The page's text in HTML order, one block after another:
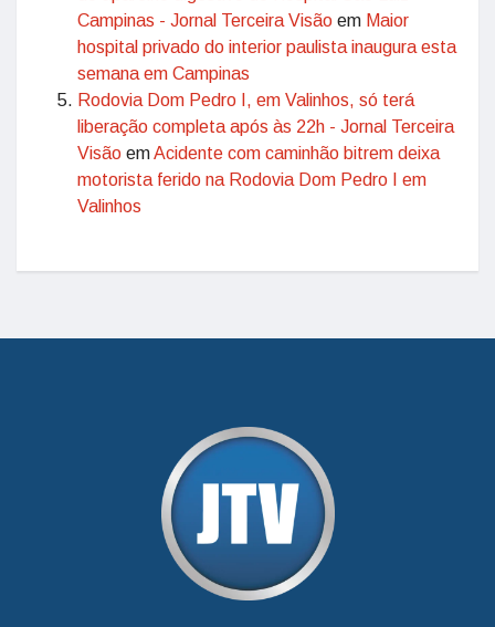
Campinas - Jornal Terceira Visão em Maior
hospital privado do interior paulista inaugura esta
semana em Campinas
Rodovia Dom Pedro I, em Valinhos, só terá
liberação completa após às 22h - Jornal Terceira
Visão emAcidente com caminhão bitrem deixa
motorista ferido na Rodovia Dom Pedro I em
Valinhos